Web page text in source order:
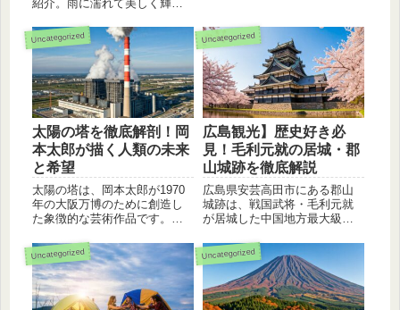
紹介。雨に濡れて美しく輝く
ど、見どころや花言葉を写真
と共に解説します。
ジまで、必食メニューが盛り
沢山。広島旅行や観戦の際に
は、ぜひ参考にしてみてくだ
さい。
Uncategorized
太陽の塔を徹底解剖！岡
本太郎が描く人類の未来
と希望
太陽の塔は、岡本太郎が1970
年の大阪万博のために創造し
た象徴的な芸術作品です。こ
の構造、込められた意味、そ
して現代社会におけるその重
要性について深掘りします。
岡本太郎の思想や、太陽の塔
が私たちに与えるインスピレ
Uncategorized
広島観光】歴史好き必
見！毛利元就の居城・郡
山城跡を徹底解説
広島県安芸高田市にある郡山
城跡は、戦国武将・毛利元就
が居城した中国地方最大級の
ど、当時の面影を残す貴重な
史跡を多数紹介。歴史好き必
見！
Uncategorized Uncategorized